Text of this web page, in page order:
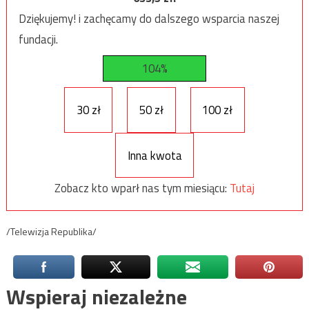
Dziękujemy! i zachęcamy do dalszego wsparcia naszej
fundacji.
104%
30 zł 50 zł 100 zł
Inna kwota
Zobacz kto wparł nas tym miesiącu: Tutaj
/Telewizja Republika/
Wspieraj niezależne